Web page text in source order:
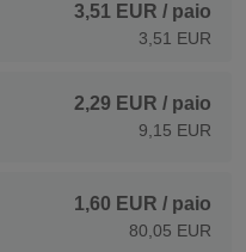
3,51 EUR / paio
3,51 EUR
2,29 EUR / paio
9,15 EUR
1,60 EUR / paio
80,05 EUR